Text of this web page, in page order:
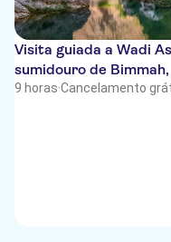
Visita guiada a Wadi
sumidouro de
incluído
9 horas·Cancelamento